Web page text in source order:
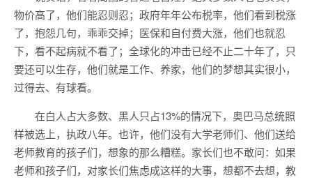
物价高了，他们能忍则忍；政府年年公布税率，他们看到税涨
了，抱怨几句，乖乖交掉；医保和自付费大涨，他们也就忍
下，看不起病就不看了；全球化的冲击已经不止二十年了，只
要还可以生存，他们就是工作、养家，他们的梦想其实很小，
过得去、有球看。
在白人占大多数、黑人只占13%的情况下，奥巴马总统照
样被选上，执政八年。也许，他们没有大学老师们、他们送给
老师教育的孩子们，想象的那么糟糕。家长们也不敢问：如果
老师和孩子们，对家长们焦虑成这样的大事，想都不去想，教